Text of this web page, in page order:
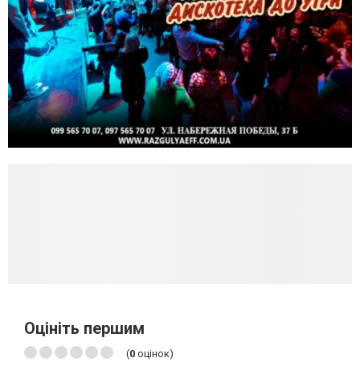
Оцініть першим
(0 оцінок)